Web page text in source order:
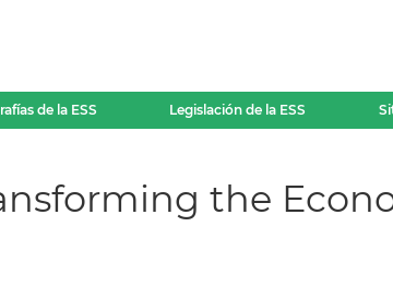
de la ESS Legislación de la ESS
the